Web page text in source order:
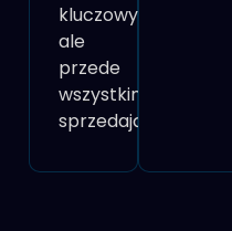
kluczowymi,
ale
przede
wszystkim
sprzedają.